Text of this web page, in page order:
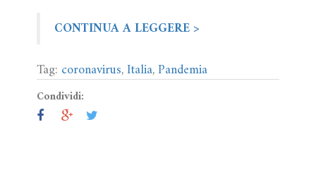
CONTINUA A LEGGERE >
Tag: coronavirus,Italia,Pandemia
Condividi: